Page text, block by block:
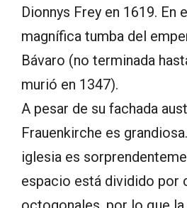
Dionnys Frey en 1619. En
magnífica tumba del
Bávaro (no terminada
murió en 1347).
A pesar de su fachada
Frauenkirche es
iglesia es
espacio está dividido por